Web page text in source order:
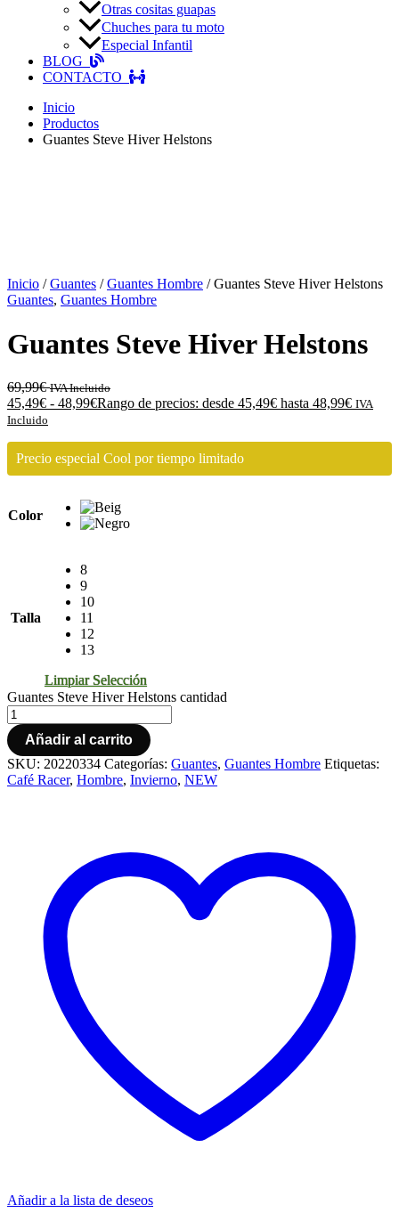
Otras cositas guapas
Chuches para tu moto
Especial Infantil
BLOG
CONTACTO
Inicio
Productos
Guantes Steve Hiver Helstons
Inicio /Guantes /Guantes Hombre / Guantes Steve Hiver Helstons
Guantes, Guantes Hombre
Guantes Steve Hiver Helstons
69,99€ IVA Incluido
45,49€ - 48,99€Rango de precios: desde 45,49€ hasta 48,99€ IVA
Incluido
Precio especial Cool por tiempo limitado
Color
Talla
8
9
10
11
12
13
Limpiar Selección
Guantes Steve Hiver Helstons cantidad
Añadir al carrito
SKU: 20220334 Categorías: Guantes, Guantes Hombre Etiquetas:
Café Racer, Hombre, Invierno, NEW
Añadir a la lista de deseos